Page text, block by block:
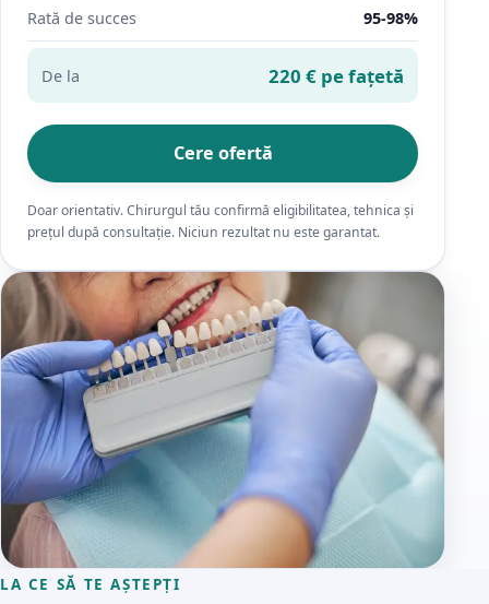
Rată de succes 95-98%
De la 220 € pe fațetă
Cere ofertă
Doar orientativ. Chirurgul tău confirmă eligibilitatea, tehnica și
prețul după consultație. Niciun rezultat nu este garantat.
LA CE SĂ TE AȘTEPȚI